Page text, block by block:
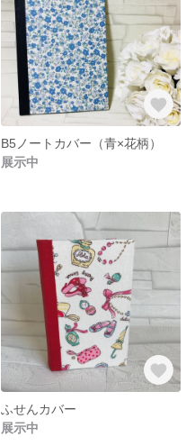
B5ノートカバー（青×花柄）
展示中
ふせんカバー
展示中